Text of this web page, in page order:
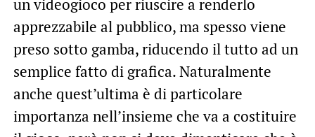
un videogioco per riuscire a renderlo
apprezzabile al pubblico, ma spesso viene
preso sotto gamba, riducendo il tutto ad un
semplice fatto di grafica. Naturalmente
anche quest’ultima è di particolare
importanza nell’insieme che va a costituire